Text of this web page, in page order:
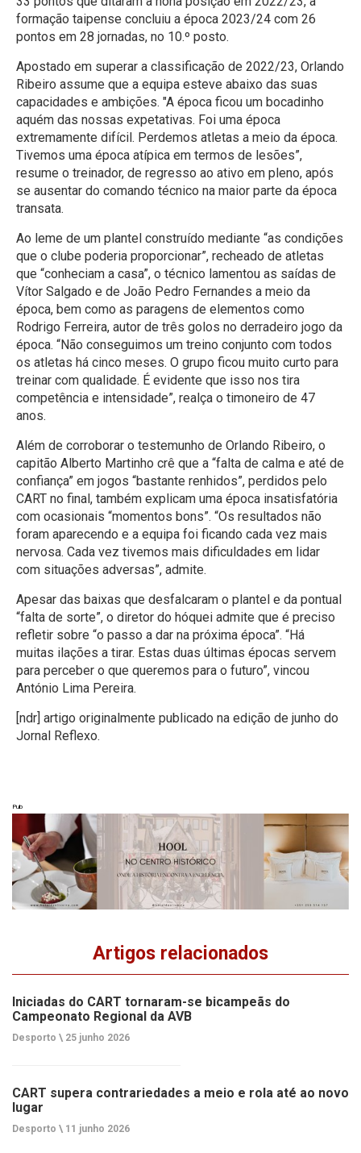
formação taipense concluiu a época 2023/24 com 26
pontos em 28 jornadas, no 10.º posto.
Apostado em superar a classificação de 2022/23, Orlando
Ribeiro assume que a equipa esteve abaixo das suas
capacidades e ambições. "A época ficou um bocadinho
aquém das nossas expetativas. Foi uma época
extremamente difícil. Perdemos atletas a meio da época.
Tivemos uma época atípica em termos de lesões”,
resume o treinador, de regresso ao ativo em pleno, após
se ausentar do comando técnico na maior parte da época
transata.
Ao leme de um plantel construído mediante “as condições
que o clube poderia proporcionar”, recheado de atletas
que “conheciam a casa”, o técnico lamentou as saídas de
Vítor Salgado e de João Pedro Fernandes a meio da
época, bem como as paragens de elementos como
Rodrigo Ferreira, autor de três golos no derradeiro jogo da
época. “Não conseguimos um treino conjunto com todos
os atletas há cinco meses. O grupo ficou muito curto para
treinar com qualidade. É evidente que isso nos tira
competência e intensidade”, realça o timoneiro de 47
anos.
Além de corroborar o testemunho de Orlando Ribeiro, o
capitão Alberto Martinho crê que a “falta de calma e até de
confiança” em jogos “bastante renhidos”, perdidos pelo
CART no final, também explicam uma época insatisfatória
com ocasionais “momentos bons”. “Os resultados não
foram aparecendo e a equipa foi ficando cada vez mais
nervosa. Cada vez tivemos mais dificuldades em lidar
com situações adversas”, admite.
Apesar das baixas que desfalcaram o plantel e da pontual
“falta de sorte”, o diretor do hóquei admite que é preciso
refletir sobre “o passo a dar na próxima época”. “Há
muitas ilações a tirar. Estas duas últimas épocas servem
para perceber o que queremos para o futuro”, vincou
António Lima Pereira.
[ndr] artigo originalmente publicado na edição de junho do
Jornal Reflexo.
Pub
Artigos relacionados
Iniciadas do CART tornaram-se bicampeãs do
Campeonato Regional da AVB
Desporto \ 25 junho 2026
CART supera contrariedades a meio e rola até ao novo
lugar
Desporto \ 11 junho 2026